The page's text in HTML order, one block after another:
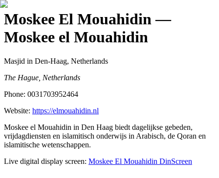
Moskee El Mouahidin—
Moskee el Mouahidin
Masjid in Den-Haag, Netherlands
The Hague, Netherlands
Phone: 0031703952464
Website: https://elmouahidin.nl
Moskee el Mouahidin in Den Haag biedt dagelijkse gebeden,
vrijdagdiensten en islamitisch onderwijs in Arabisch, de Qoran en
islamitische wetenschappen.
Live digital display screen: Moskee El Mouahidin DinScreen